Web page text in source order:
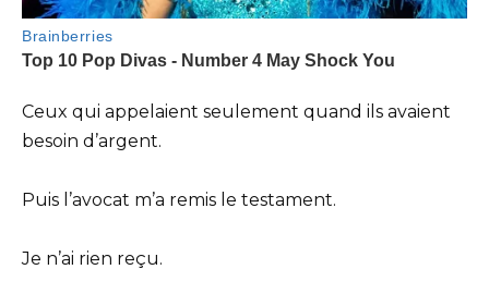
Ceux qui appelaient seulement quand ils avaient
besoin d’argent.
Puis l’avocat m’a remis le testament.
Je n’ai rien reçu.